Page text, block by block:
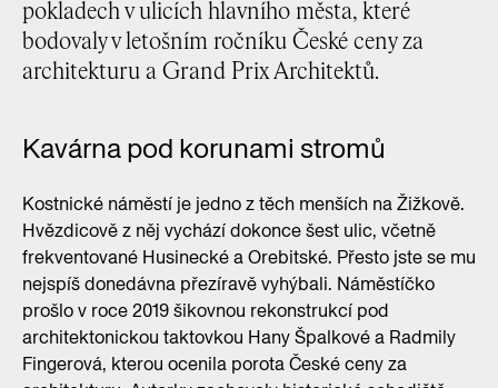
pokladech v ulicích hlavního města, které
bodovaly v letošním ročníku České ceny za
architekturu a Grand Prix Architektů.
Kavárna pod korunami stromů
Kostnické náměstí je jedno z těch menších na Žižkově.
Hvězdicově z něj vychází dokonce šest ulic, včetně
frekventované Husinecké a Orebitské. Přesto jste se mu
nejspíš donedávna přezíravě vyhýbali. Náměstíčko
prošlo v roce 2019 šikovnou rekonstrukcí pod
architektonickou taktovkou Hany Špalkové a Radmily
Fingerová, kterou ocenila porota České ceny za